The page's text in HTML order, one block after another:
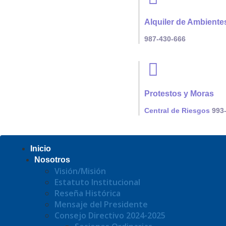
Alquiler de
987-430-666
Protestos y Moras
Central de Riesgos
Inicio
Nosotros
Visión/Misión
Estatuto Institucional
Reseña Histórica
Mensaje del Presidente
Consejo Directivo 2024-2025